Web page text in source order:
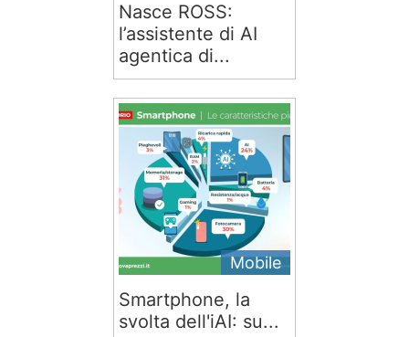
Nasce ROSS:
l’assistente di AI
agentica di...
Mobile
Smartphone, la
svolta dell'iAI: su...